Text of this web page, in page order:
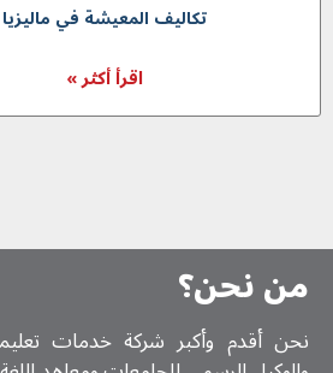
تکالیف المعیشة في ماليزيا
اقرأ أكثر »
من نحن؟
نحن أقدم وأكبر شركة خدمات